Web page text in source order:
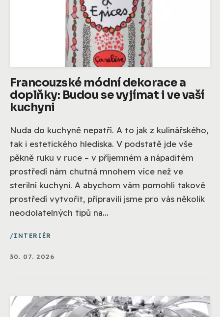
Francouzské módní dekorace a
doplňky: Budou se vyjímat i ve vaší
kuchyni
Nuda do kuchyně nepatří. A to jak z kulinářského,
tak i estetického hlediska. V podstatě jde vše
pěkně ruku v ruce – v příjemném a nápaditém
prostředí nám chutná mnohem více než ve
sterilní kuchyni. A abychom vám pomohli takové
prostředí vytvořit, připravili jsme pro vás několik
neodolatelných tipů na...
INTERIÉR
30. 07. 2026